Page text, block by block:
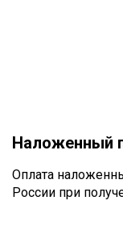
Наложенный
Оплата
России при